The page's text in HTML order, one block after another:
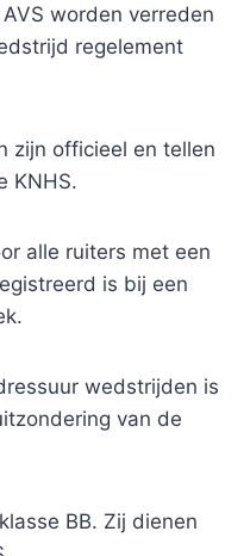
worden verreden
regelement
zijn officieel en tellen
KNHS.
alle ruiters met een
is bij een
wedstrijden is
van de
BB. Zij dienen